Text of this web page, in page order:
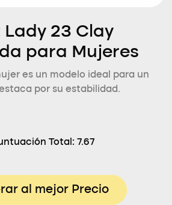
Lady 23 Clay
para Mujeres
es un modelo ideal para un
por su estabilidad.
Total: 7.67
al mejor Precio